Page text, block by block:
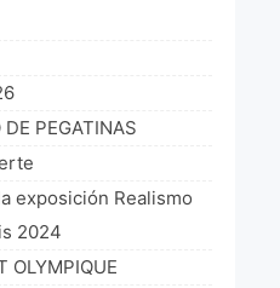
PEGATINAS
exposición Realismo
2024
OLYMPIQUE